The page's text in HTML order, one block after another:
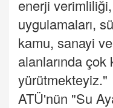
enerji
uygulamaları,
kamu, sanayi
alanlarında çok
yürütmekteyiz."
ATÜ'nün "Su